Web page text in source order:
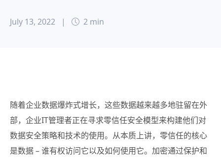
July 13, 2022 | 2 min
随着企业数据爆炸式增长，这些数据越来越多地驻留在外
部，企业IT管理者正在寻求零信任安全模型来构建他们对
数据安全策略和技术的使用。从本质上讲，零信任的核心
是数据 – 谁有权访问它以及如何使用它。加密通过保护和